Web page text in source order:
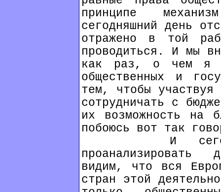
принципе
сегодняшний день
отражено в той
проводиться. И мы
как раз, о чем я
общественных и
тем, чтобы участвуя
сотрудничать с
их возможность на
побоюсь вот так
И сегодня,
видим, что вся
стран этой